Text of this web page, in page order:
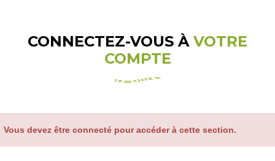
CONNECTEZ-VOUS À VOTRE
COMPTE
Vous devez être connecté pour accéder à cette section.